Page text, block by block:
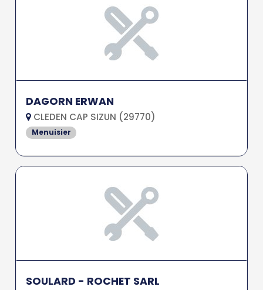
DAGORN ERWAN
CLEDEN CAP SIZUN (29770)
Menuisier
SOULARD - ROCHET SARL